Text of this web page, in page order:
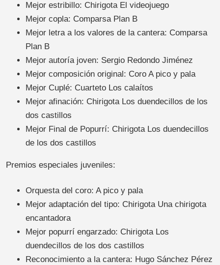
Mejor estribillo: Chirigota El videojuego
Mejor copla: Comparsa Plan B
Mejor letra a los valores de la cantera: Comparsa
Plan B
Mejor autoría joven: Sergio Redondo Jiménez
Mejor composición original: Coro A pico y pala
Mejor Cuplé: Cuarteto Los calaítos
Mejor afinación: Chirigota Los duendecillos de los
dos castillos
Mejor Final de Popurrí: Chirigota Los duendecillos
de los dos castillos
Premios especiales juveniles:
Orquesta del coro: A pico y pala
Mejor adaptación del tipo: Chirigota Una chirigota
encantadora
Mejor popurrí engarzado: Chirigota Los
duendecillos de los dos castillos
Reconocimiento a la cantera: Hugo Sánchez Pérez